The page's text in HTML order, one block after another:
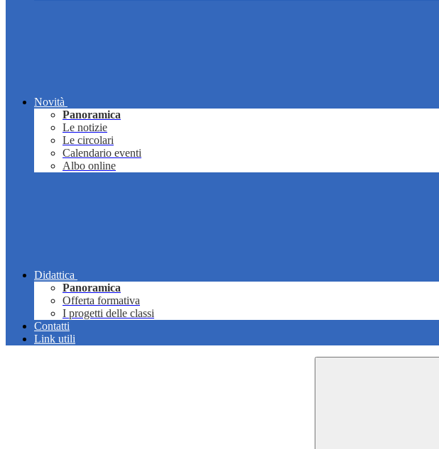
Novità
Panoramica
Le notizie
Le circolari
Calendario eventi
Albo online
Didattica
Panoramica
Offerta formativa
I progetti delle classi
Contatti
Link utili